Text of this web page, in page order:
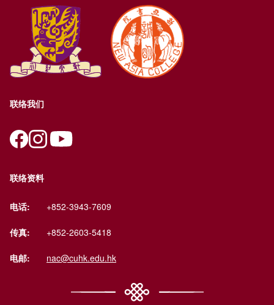
联络我们
联络资料
电话: +852-3943-7609
传真: +852-2603-5418
电邮: nac@cuhk.edu.hk